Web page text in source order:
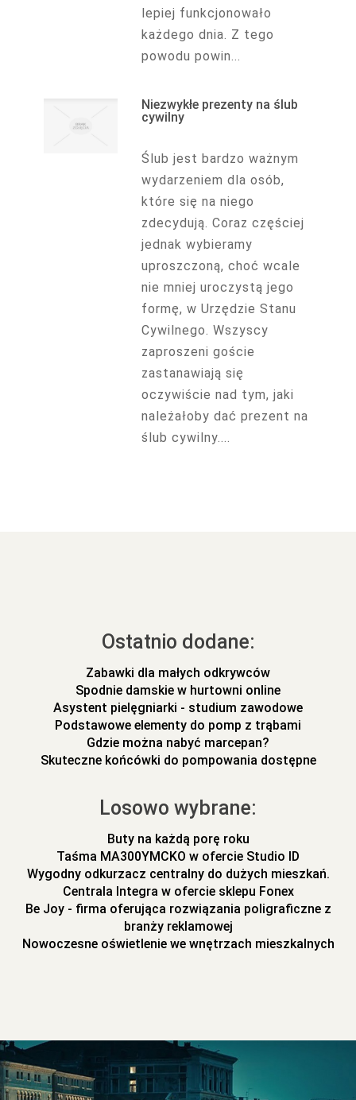
lepiej funkcjonowało
każdego dnia. Z tego
powodu powin...
Niezwykłe prezenty na ślub
cywilny
Ślub jest bardzo ważnym
wydarzeniem dla osób,
które się na niego
zdecydują. Coraz częściej
jednak wybieramy
uproszczoną, choć wcale
nie mniej uroczystą jego
formę, w Urzędzie Stanu
Cywilnego. Wszyscy
zaproszeni goście
zastanawiają się
oczywiście nad tym, jaki
należałoby dać prezent na
ślub cywilny....
Ostatnio dodane:
Zabawki dla małych odkrywców
Spodnie damskie w hurtowni online
Asystent pielęgniarki - studium zawodowe
Podstawowe elementy do pomp z trąbami
Gdzie można nabyć marcepan?
Skuteczne końcówki do pompowania dostępne
Losowo wybrane:
Buty na każdą porę roku
Taśma MA300YMCKO w ofercie Studio ID
Wygodny odkurzacz centralny do dużych mieszkań.
Centrala Integra w ofercie sklepu Fonex
Be Joy - firma oferująca rozwiązania poligraficzne z
branży reklamowej
Nowoczesne oświetlenie we wnętrzach mieszkalnych